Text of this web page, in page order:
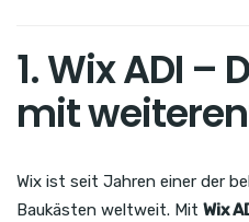
1. Wix ADI –
mit
Wix ist seit Jahren einer der
Baukästen weltweit. Mit Wix